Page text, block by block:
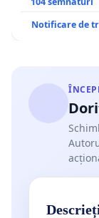
Notificare de